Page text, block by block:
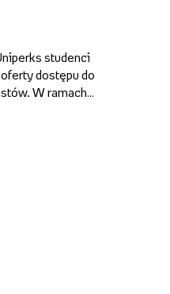
studenci
dostępu do
W ramach